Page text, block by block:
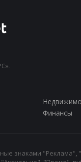
Финансы
знаками "Реклама",